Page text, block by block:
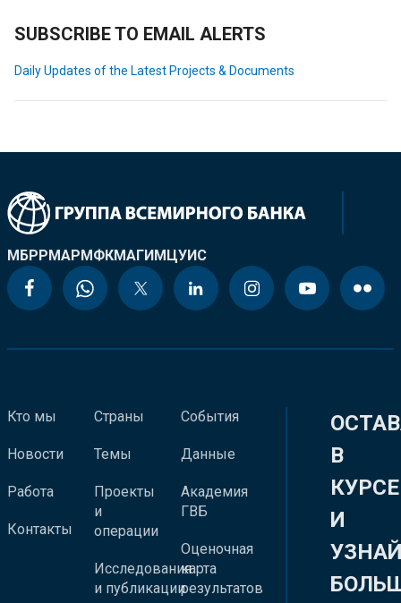
SUBSCRIBE TO EMAIL ALERTS
Daily Updates of the Latest Projects & Documents
МБРРМАРМФКМАГИМЦУИС
Кто мы
Новости
Работа
Контакты
Страны
Темы
Проекты
и
операции
Исследования
и публикации
События
Данные
Академия
ГВБ
Оценочная
карта
результатов
В
КУРСЕ
И